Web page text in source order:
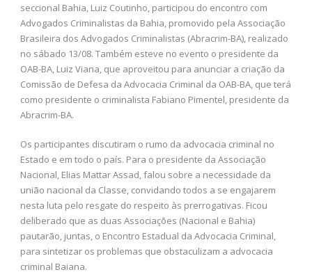
seccional Bahia, Luiz Coutinho, participou do encontro com
Advogados Criminalistas da Bahia, promovido pela Associação
Brasileira dos Advogados Criminalistas (Abracrim-BA), realizado
no sábado 13/08. Também esteve no evento o presidente da
OAB-BA, Luiz Viana, que aproveitou para anunciar a criação da
Comissão de Defesa da Advocacia Criminal da OAB-BA, que terá
como presidente o criminalista Fabiano Pimentel, presidente da
Abracrim-BA.
Os participantes discutiram o rumo da advocacia criminal no
Estado e em todo o país. Para o presidente da Associação
Nacional, Elias Mattar Assad, falou sobre a necessidade da
união nacional da Classe, convidando todos a se engajarem
nesta luta pelo resgate do respeito às prerrogativas. Ficou
deliberado que as duas Associações (Nacional e Bahia)
pautarão, juntas, o Encontro Estadual da Advocacia Criminal,
para sintetizar os problemas que obstaculizam a advocacia
criminal Baiana.